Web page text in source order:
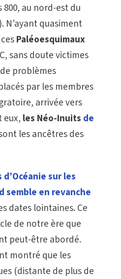
au nord-est du
N’ayant quasiment
Paléoesquimaux
sans doute victimes
problèmes
par les membres
arrivée vers
eux, les Néo-Inuits de
les ancêtres des
sur les
semble en revanche
dates lointaines. Ce
de notre ère que
peut-être abordé.
montré que les
(distante de plus de